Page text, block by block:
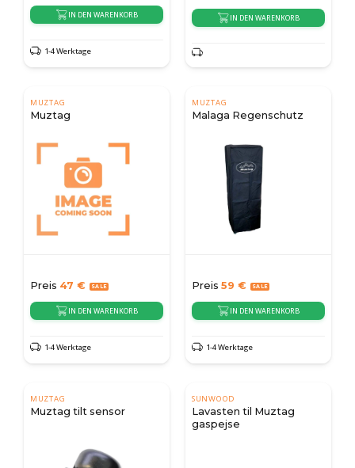
IN DEN WARENKORB
1-4 Werktage
IN DEN WARENKORB
MUZTAG
Muztag
Preis 47 €
IN DEN WARENKORB
1-4 Werktage
MUZTAG
Malaga Regenschutz
Preis 59 €
IN DEN WARENKORB
1-4 Werktage
MUZTAG
Muztag tilt sensor
SUNWOOD
Lavasten til Muztag
gaspejse